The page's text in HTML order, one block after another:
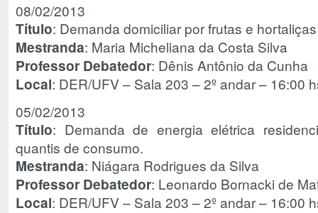
08/02/2013
Título: Demanda domiciliar por frutas e
Mestranda: Maria Micheliana da Costa Silva
Professor Debatedor: Dênis Antônio da Cunha
Local: DER/UFV – Sala 203 – 2º andar – 16:00
05/02/2013
Título: Demanda de energia elétrica
quantis de consumo.
Mestranda: Niágara Rodrigues da Silva
Professor Debatedor: Leonardo Bornacki de
Local: DER/UFV – Sala 203 – 2º andar – 16:00